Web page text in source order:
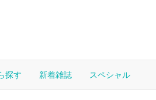
探す 新着雑誌 スペシャル